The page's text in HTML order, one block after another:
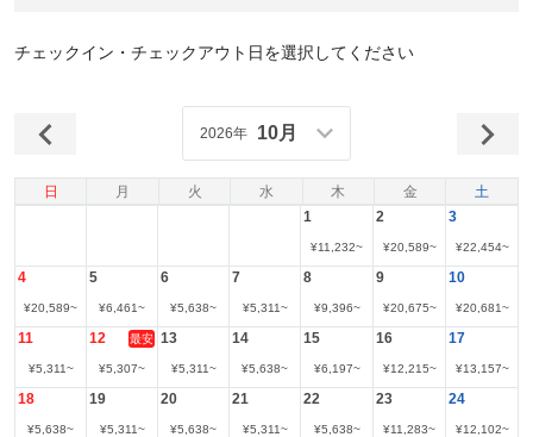
チェックイン・チェックアウト日を選択してください
日 月 火 水 木 金 土
2026年 10月
1
¥11,232~
2
¥20,589~
3
¥22,454~
4
¥20,589~
5
¥6,461~
6
¥5,638~
7
¥5,311~
8
¥9,396~
9
¥20,675~
10
¥20,681~
11
¥5,311~
12 最安
¥5,307~
13
¥5,311~
14
¥5,638~
15
¥6,197~
16
¥12,215~
17
¥13,157~
18
¥5,638~
19
¥5,311~
20
¥5,638~
21
¥5,311~
22
¥5,638~
23
¥11,283~
24
¥12,102~